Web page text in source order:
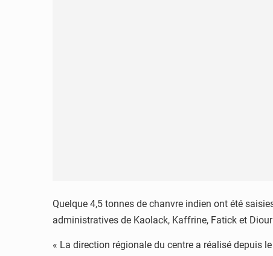
Quelque 4,5 tonnes de chanvre indien ont été
administratives de Kaolack, Kaffrine, Fatick et
« La direction régionale du centre a réalisé depuis